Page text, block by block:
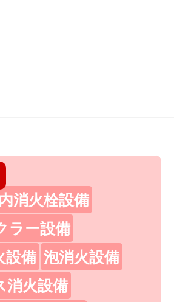
消火栓設備
ラー設備
設備 泡消火設備
消火設備